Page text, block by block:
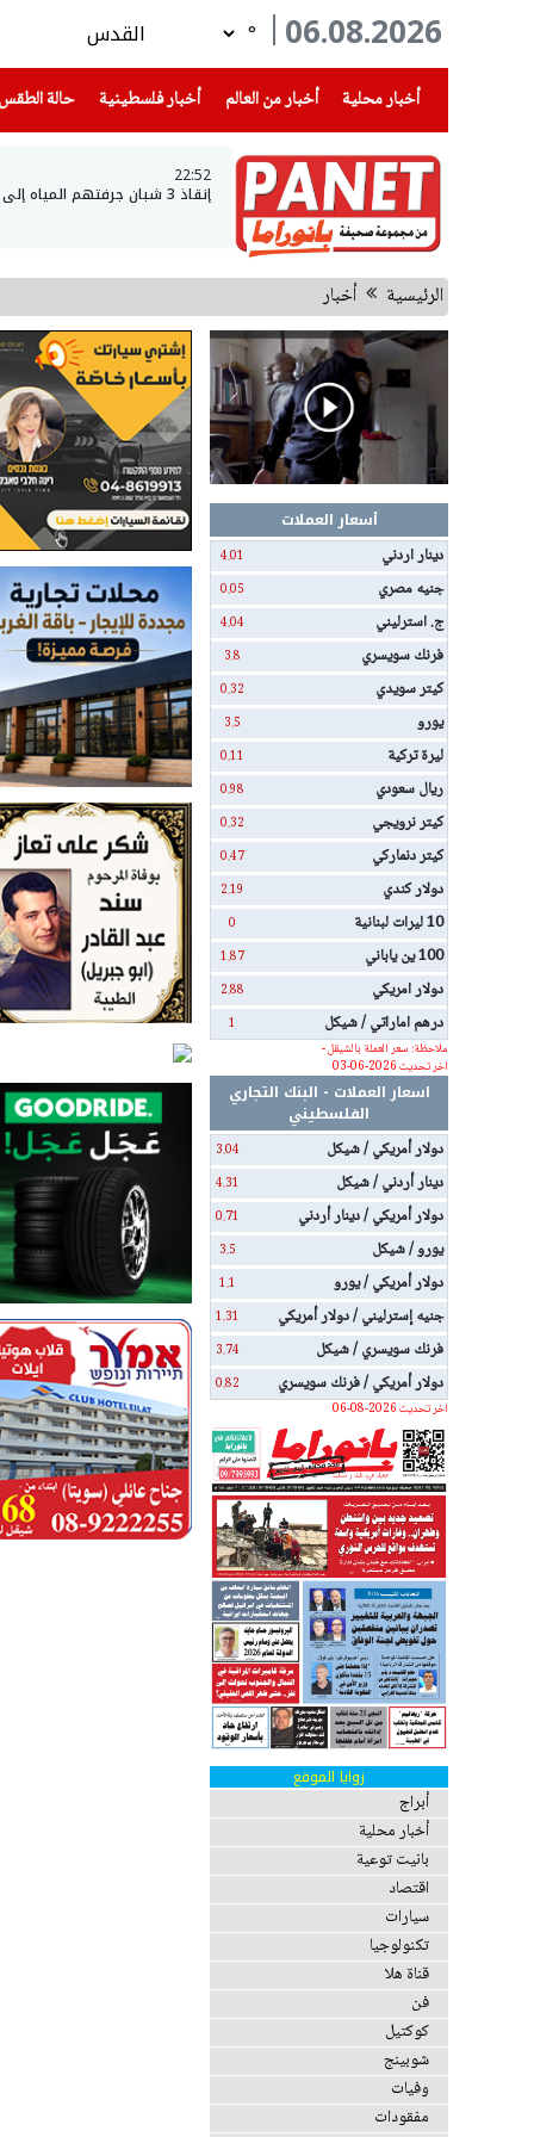
06.08.2026
°
أخبار محلية
(current) أخبار من العالم أخبار فلسطينية(current) حالة الطقس
22:52
إنقاذ 3 شبان جرفتهم المياه إلى عمق بحيرة طبريا
الرئيسية أخبار
أسعار العملات
دينار اردني
4.01
جنيه مصري 0.05
ج. استرليني 4.04
فرنك سويسري 3.8
كيتر سويدي 0.32
يورو 3.5
ليرة تركية 0.11
ريال سعودي 0.98
كيتر نرويجي 0.32
كيتر دنماركي 0.47
دولار كندي 2.19
10 ليرات لبنانية 0
100 ين ياباني 1.87
دولار امريكي 2.88
درهم اماراتي / شيكل
1
ملاحظة: سعر العملة بالشيقل -
اخر تحديث 2026-06-03
اسعار العملات - البنك التجاري
الفلسطيني
دولار أمريكي / شيكل
3.04
دينار أردني / شيكل 4.31
دولار أمريكي / دينار أردني 0.71
يورو / شيكل 3.5
دولار أمريكي / يورو 1.1
جنيه إسترليني / دولار أمريكي 1.31
فرنك سويسري / شيكل 3.74
دولار أمريكي / فرنك سويسري
0.82
اخر تحديث 2026-08-06
زوايا الموقع
أبراج
أخبار محلية
بانيت توعية
اقتصاد
سيارات
تكنولوجيا
قناة هلا
فن
كوكتيل
شوبينج
وفيات
مفقودات